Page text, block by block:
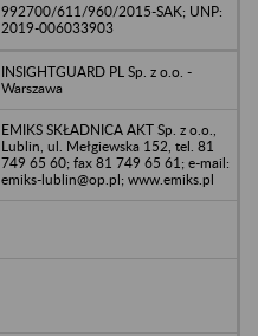
992700/611/960/2015-SAK; UNP:
2019-006033903
INSIGHTGUARD PL Sp. z o.o. -
Warszawa
EMIKS SKŁADNICA AKT Sp. z o.o.,
Lublin, ul. Mełgiewska 152, tel. 81
749 65 60; fax 81 749 65 61; e-mail:
emiks-lublin@op.pl; www.emiks.pl